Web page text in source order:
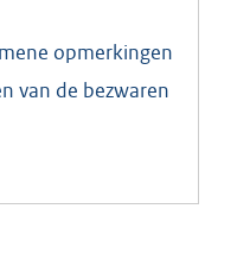
opmerkingen
van de bezwaren